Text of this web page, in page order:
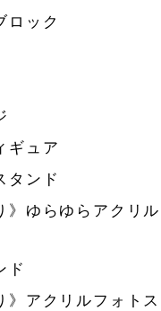
ロック
ギュア
タンド
》ゆらゆらアクリル
ド
》アクリルフォトス